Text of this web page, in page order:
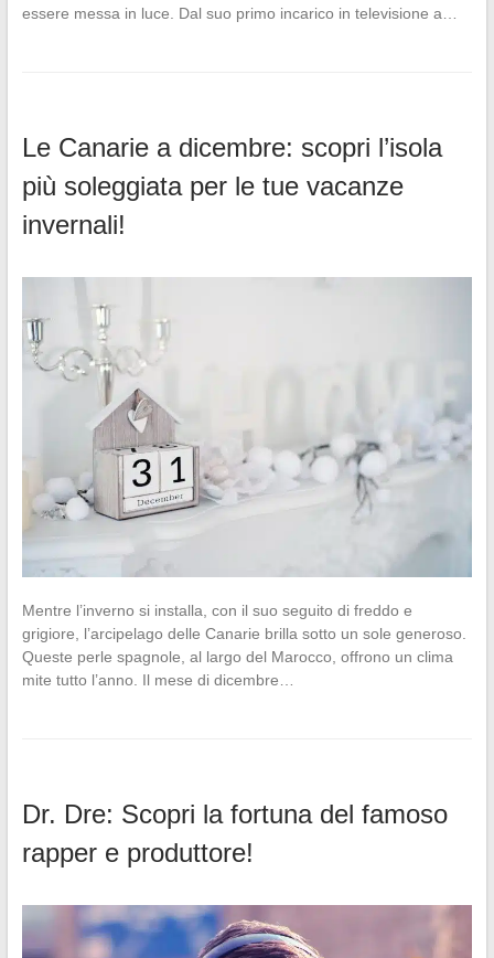
essere messa in luce. Dal suo primo incarico in televisione a…
Le Canarie a dicembre: scopri l’isola
più soleggiata per le tue vacanze
invernali!
Mentre l’inverno si installa, con il suo seguito di freddo e
grigiore, l’arcipelago delle Canarie brilla sotto un sole generoso.
Queste perle spagnole, al largo del Marocco, offrono un clima
mite tutto l’anno. Il mese di dicembre…
Dr. Dre: Scopri la fortuna del famoso
rapper e produttore!